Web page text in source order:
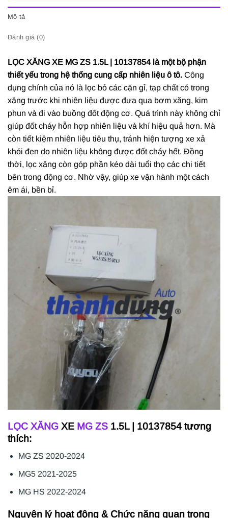
Mô tả
Đánh giá (0)
LỌC XĂNG XE MG ZS 1.5L | 10137854 là một bộ phận
thiết yếu trong hệ thống cung cấp nhiên liệu ô tô. Công
dụng chính của nó là lọc bỏ các cặn gỉ, tạp chất có trong
xăng trước khi nhiên liệu được đưa qua bơm xăng, kim
phun và đi vào buồng đốt động cơ. Quá trình này không chỉ
giúp đốt cháy hỗn hợp nhiên liệu và khí hiệu quả hơn. Mà
còn tiết kiệm nhiên liệu tiêu thụ, tránh hiện tượng xe xả
khói đen do nhiên liệu không được đốt cháy hết. Đồng
thời, lọc xăng còn góp phần kéo dài tuổi thọ các chi tiết
bên trong động cơ. Nhờ vậy, giúp xe vận hành một cách
êm ái, bền bỉ.
LỌC XĂNG XE MG ZS 1.5L | 10137854 tương
thích:
MG ZS 2020-2024
MG5 2021-2025
MG HS 2022-2024
Nguyên lý hoạt động & Chức năng quan trọng